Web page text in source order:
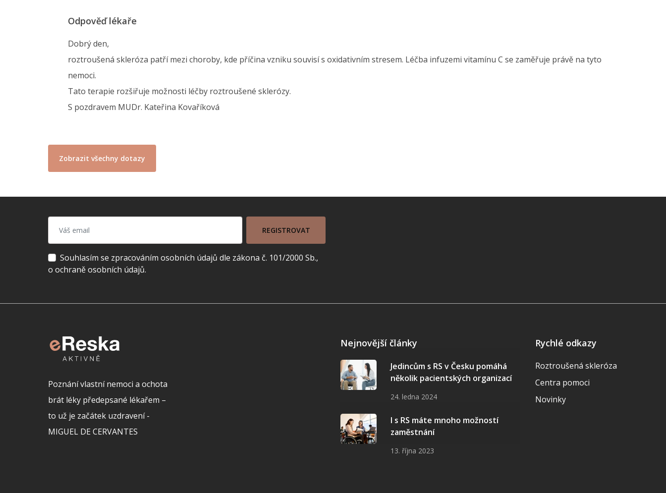
Odpověď lékaře
Dobrý den,
roztroušená skleróza patří mezi choroby, kde příčina vzniku souvisí s oxidativním stresem. Léčba infuzemi vitamínu C se zaměřuje právě na tyto
nemoci.
Tato terapie rozšiřuje možnosti léčby roztroušené sklerózy.
S pozdravem MUDr. Kateřina Kovaříková
Zobrazit všechny dotazy
REGISTROVAT
Souhlasím se zpracováním osobních údajů dle zákona č. 101/2000 Sb.,
o ochraně osobních údajů.
Poznání vlastní nemoci a ochota
brát léky předepsané lékařem –
to už je začátek uzdravení -
MIGUEL DE CERVANTES
Nejnovější články
Jedincům s RS v Česku pomáhá
několik pacientských organizací
24. ledna 2024
I s RS máte mnoho možností
zaměstnání
13. října 2023
Rychlé odkazy
Roztroušená skleróza
Centra pomoci
Novinky